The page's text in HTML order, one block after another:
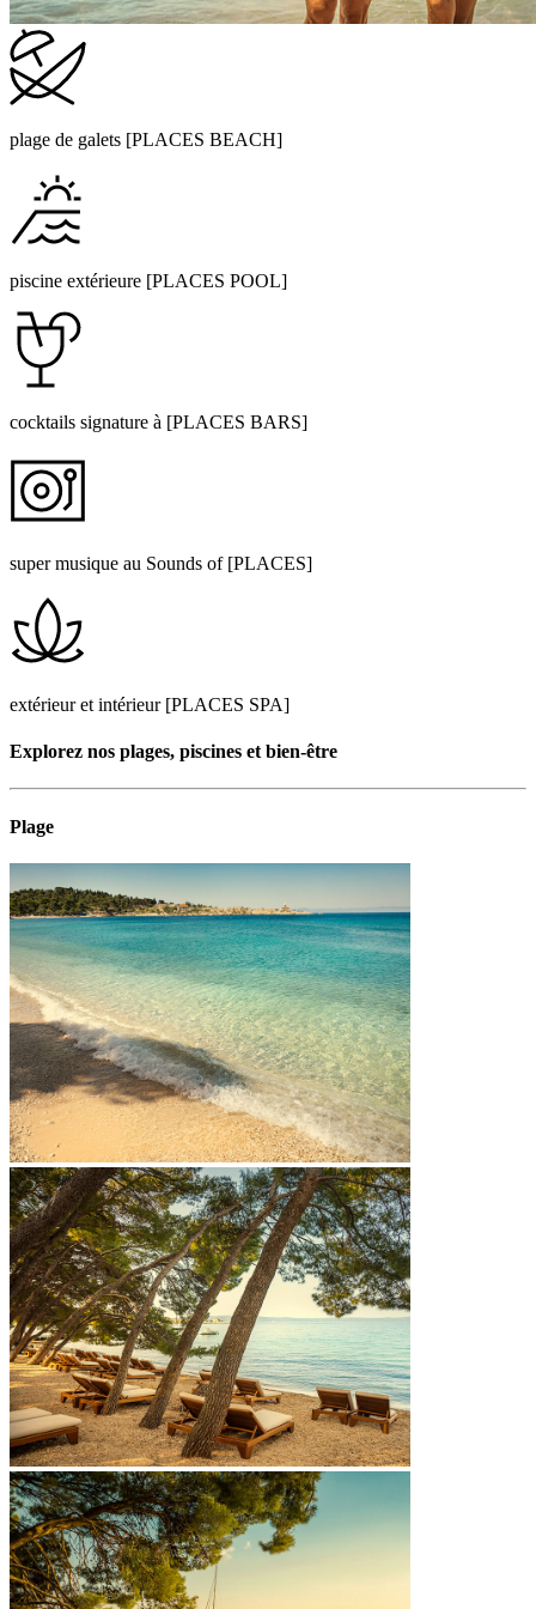
plage de galets [PLACES BEACH]
piscine extérieure [PLACES POOL]
cocktails signature à [PLACES BARS]
super musique au Sounds of [PLACES]
extérieur et intérieur [PLACES SPA]
Explorez nos plages, piscines et bien-être
Plage